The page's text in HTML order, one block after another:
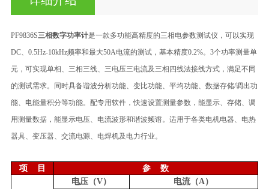
PF9836S三相数字功率计是一款多功能高精度的三相电参数测试仪 ，可以实现
DC、 0.5Hz-10kHz频率和最大50A电流的测试， 基本精度0.2%。 3个功率测量单
元，可实现单相、三相三线、三电压三电流及三相四线法接线方式，满足不同
的测试需求。 同时具备谐波分析功能、变比功能、平均功能、数据存储/调出功
能、电能量积分等功能。配专用软件，快速设置测量参数，能显示、存储、调
用测量数据，能显示电压、电流波形和谐波频谱。适用于各类电机电器、电热
器具、变压器、交流电源、电焊机及电力行业。
项 目 参 数
电压 （V） 电流（A）